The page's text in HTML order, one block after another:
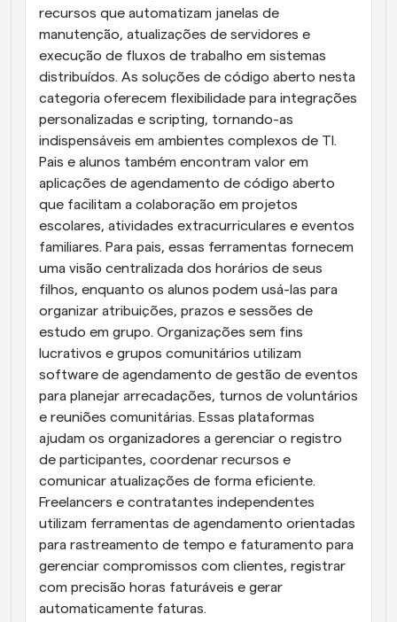
recursos que automatizam janelas de
manutenção, atualizações de servidores e
execução de fluxos de trabalho em sistemas
distribuídos. As soluções de código aberto nesta
categoria oferecem flexibilidade para integrações
personalizadas e scripting, tornando-as
indispensáveis em ambientes complexos de TI.
Pais e alunos também encontram valor em
aplicações de agendamento de código aberto
que facilitam a colaboração em projetos
escolares, atividades extracurriculares e eventos
familiares. Para pais, essas ferramentas fornecem
uma visão centralizada dos horários de seus
filhos, enquanto os alunos podem usá-las para
organizar atribuições, prazos e sessões de
estudo em grupo. Organizações sem fins
lucrativos e grupos comunitários utilizam
software de agendamento de gestão de eventos
para planejar arrecadações, turnos de voluntários
e reuniões comunitárias. Essas plataformas
ajudam os organizadores a gerenciar o registro
de participantes, coordenar recursos e
comunicar atualizações de forma eficiente.
Freelancers e contratantes independentes
utilizam ferramentas de agendamento orientadas
para rastreamento de tempo e faturamento para
gerenciar compromissos com clientes, registrar
com precisão horas faturáveis e gerar
automaticamente faturas.